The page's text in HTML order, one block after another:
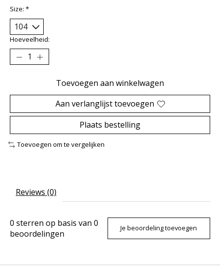
Size: *
Hoeveelheid:
Toevoegen aan winkelwagen
Aan verlanglijst toevoegen
Plaats bestelling
Toevoegen om te vergelijken
Reviews (0)
0 sterren op basis van 0
beoordelingen
Je beoordeling toevoegen